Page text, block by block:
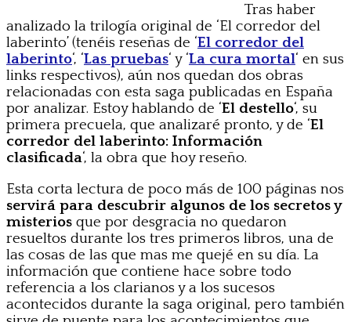
Tras haber
analizado la trilogía original de ‘El corredor del
laberinto’ (tenéis reseñas de ‘El corredor del
laberinto‘, ‘Las pruebas‘ y ‘La cura mortal‘ en sus
links respectivos), aún nos quedan dos obras
relacionadas con esta saga publicadas en España
por analizar. Estoy hablando de ‘El destello‘, su
primera precuela, que analizaré pronto, y de ‘El
corredor del laberinto: Información
clasificada‘, la obra que hoy reseño.
Esta corta lectura de poco más de 100 páginas nos
servirá para descubrir algunos de los secretos y
misterios que por desgracia no quedaron
resueltos durante los tres primeros libros, una de
las cosas de las que mas me quejé en su día. La
información que contiene hace sobre todo
referencia a los clarianos y a los sucesos
acontecidos durante la saga original, pero también